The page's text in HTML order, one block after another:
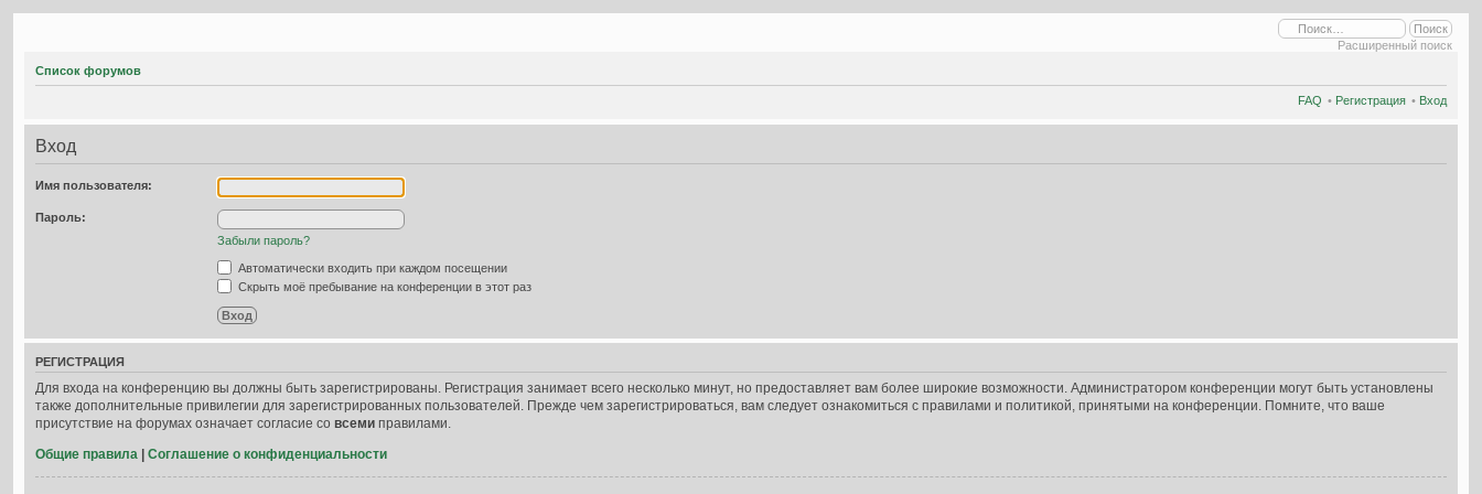
Расширенный поиск
Список форумов
FAQ • Регистрация • Вход
Вход
Имя пользователя:
Пароль:
Забыли пароль?
Автоматически входить при каждом посещении
Скрыть моё пребывание на конференции в этот раз
РЕГИСТРАЦИЯ
Для входа на конференцию вы должны быть зарегистрированы. Регистрация занимает всего несколько минут, но предоставляет вам более широкие возможности. Администратором конференции могут быть установлены
также дополнительные привилегии для зарегистрированных пользователей. Прежде чем зарегистрироваться, вам следует ознакомиться с правилами и политикой, принятыми на конференции. Помните, что ваше
присутствие на форумах означает согласие со всеми правилами.
Общие правила | Соглашение о конфиденциальности